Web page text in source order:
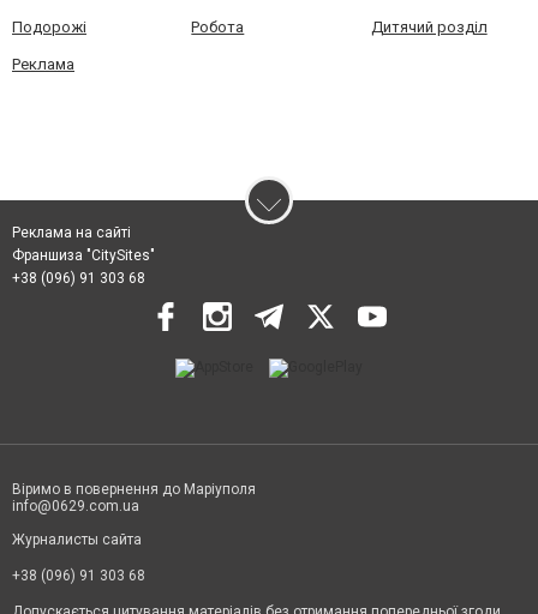
Подорожі Робота Дитячий розділ
Реклама
Реклама на сайті
Франшиза "CitySites"
+38 (096) 91 303 68
Віримо в повернення до Маріуполя
info@0629.com.ua
Журналисты сайта
+38 (096) 91 303 68